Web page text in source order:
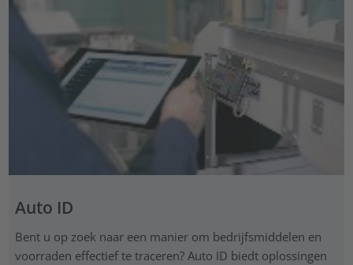
Auto ID
Bent u op zoek naar een manier om bedrijfsmiddelen en
voorraden effectief te traceren? Auto ID biedt oplossingen